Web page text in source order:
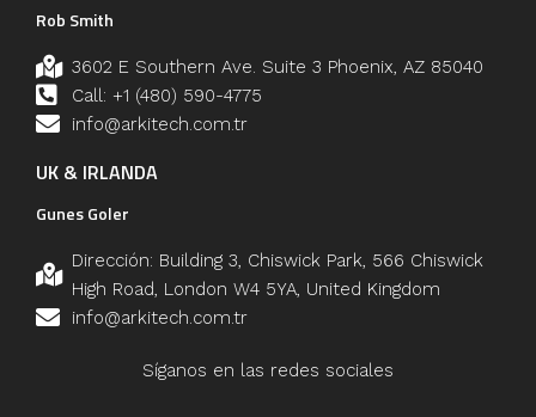
Rob Smith
3602 E Southern Ave. Suite 3 Phoenix, AZ 85040
Call: +1 (480) 590-4775
info@arkitech.com.tr
UK & IRLANDA
Gunes Goler
Dirección: Building 3, Chiswick Park, 566 Chiswick
High Road, London W4 5YA, United Kingdom
info@arkitech.com.tr
Síganos en las redes sociales